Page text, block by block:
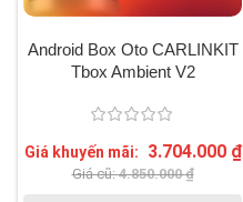
Android Box Oto CARLINKIT
Tbox Ambient V2
Giá khuyến mãi: 3.704.000 ₫
Giá cũ:4.850.000₫